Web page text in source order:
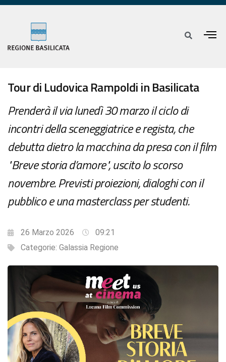
Tour di Ludovica Rampoldi in Basilicata
Prenderà il via lunedì 30 marzo il ciclo di
incontri della sceneggiatrice e regista, che
debutta dietro la macchina da presa con il film
"Breve storia d’amore", uscito lo scorso
novembre. Previsti proiezioni, dialoghi con il
pubblico e una masterclass per studenti.
26 Marzo 2026
09:21
Categorie: Galassia Regione